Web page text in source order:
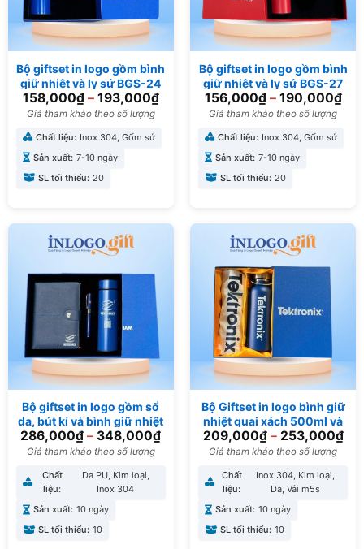
Bộ giftset in logo gồm bình
giữ nhiệt và ly sứ BGS-24
158,000₫– 193,000₫
Giá tham khảo theo số lượng
Chất liệu: Inox 304, Gốm sứ
Sản xuất: 7-10 ngày
SL tối thiểu: 20
Bộ giftset in logo gồm bình
giữ nhiệt và ly sứ BGS-27
156,000₫– 190,000₫
Giá tham khảo theo số lượng
Chất liệu: Inox 304, Gốm sứ
Sản xuất: 7-10 ngày
SL tối thiểu: 20
Bộ giftset in logo gồm sổ
da, bút kí và bình giữ nhiệt
BGS-05
286,000₫ – 348,000₫
Giá tham khảo theo số lượng
Chất
liệu:
Da PU, Kim loại,
Inox 304
Sản xuất: 10 ngày
SL tối thiểu: 10
Bộ Giftset in logo bình giữ
nhiệt quai xách 500ml và
túi vải canvas BGS-01
209,000₫– 253,000₫
Giá tham khảo theo số lượng
Chất
liệu:
Inox 304, Kim loại,
Da, Vải m5s
Sản xuất: 10 ngày
SL tối thiểu: 10